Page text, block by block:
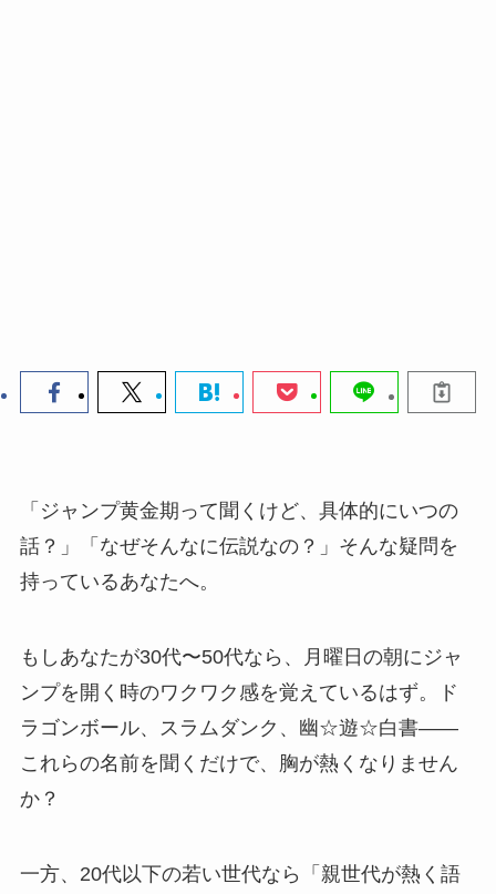
「ジャンプ黄金期って聞くけど、具体的にいつの
話？」「なぜそんなに伝説なの？」そんな疑問を
持っているあなたへ。
もしあなたが30代〜50代なら、月曜日の朝にジャ
ンプを開く時のワクワク感を覚えているはず。ド
ラゴンボール、スラムダンク、幽☆遊☆白書——
これらの名前を聞くだけで、胸が熱くなりません
か？
一方、20代以下の若い世代なら「親世代が熱く語